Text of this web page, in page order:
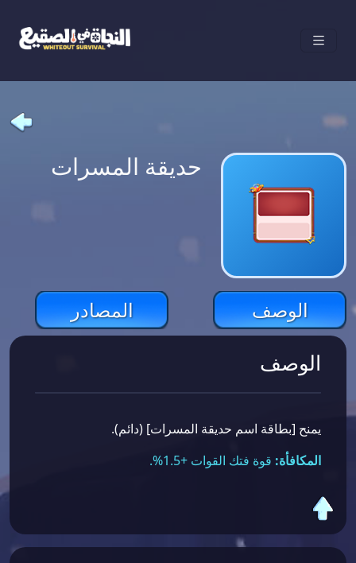
حديقة المسرات
الوصف المصادر
الوصف
يمنح [بطاقة اسم حديقة المسرات] (دائم).
المكافأة: قوة فتك القوات +1.5%.